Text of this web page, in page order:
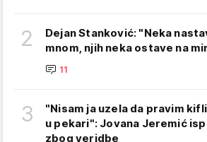
2
Dejan Stanković: "Neka
mnom, njih neka ostave na
11
3
"Nisam ja uzela da pravim
u pekari": Jovana Jeremić
zbog veridbe